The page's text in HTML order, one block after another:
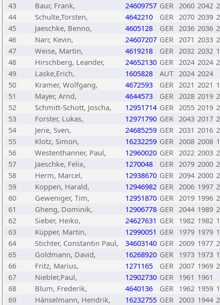
43
Baur, Frank, 24609757 GER 2060 2042
44
Schulte,Torsten, 4642210 GER 2070 2039
45
Jaeschke, Benno, 4605128 GER 2036 2036
46
Narr, Kevin, 24607207 GER 2071 2033
47
Weise, Martin, 4619218 GER 2032 2032
48
Hirschberg, Leander, 24652130 GER 2024 2024
49
Laske,Erich, 1605828 AUT 2024 2024
50
Kramer, Wolfgang, 4672593 GER 2021 2021
51
Mayer, Arnd, 4644573 GER 2028 2019
52
Schmitt-Schott, Joscha, 12951714 GER 2055 2019
53
Forster, Lukas, 12971790 GER 2043 2017
54
Jerie, Sven, 24685259 GER 2031 2016
55
Klotz, Simon, 16232259 GER 2008 2008
56
Westenthanner, Paul, 12960020 GER 2022 2003
57
Jaeschke, Felix, 1270048 GER 2079 2000
58
Herm, Marcel, 12938670 GER 2094 2000
59
Koppen, Harald, 12946982 GER 2006 1997
60
Geweniger, Tim, 12951870 GER 2019 1996
61
Gheng, Dominik, 12906778 GER 2044 1989
62
Sieber, Heiko, 24627631 GER 1982 1982
63
Küpper, Martin, 12990051 GER 1979 1979
64
Stichter, Constantin Paul, 34603140 GER 2009 1977
65
Goldmann, David, 16268920 GER 1973 1973
66
Fritz, Marius, 1271165 GER 2007 1969
67
Niebler,Paul, 12902730 GER 1961 1961
68
Blum, Frederik, 4640136 GER 1962 1959
69
Hänselmann, Hendrik, 16232755 GER 2003 1944